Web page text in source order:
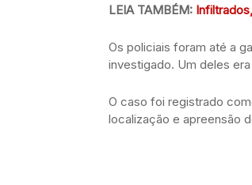
LEIA TAMBÉM:
Os policiais foram até a
investigado. Um deles
O caso foi registrado
localização e apreensão